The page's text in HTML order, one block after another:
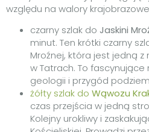
względu na walory
czarny szlak do Jaskini
minut. Ten krótki czarny
Mroźnej, która jest jedną
w Tatrach. To fascynujące
geologii i przygód
żółty szlak do Wąwozu
czas przejścia w jedną
Kolejny urokliwy i